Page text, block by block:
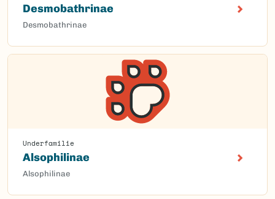
Desmobathrinae
Desmobathrinae
Underfamilie
Alsophilinae
Alsophilinae